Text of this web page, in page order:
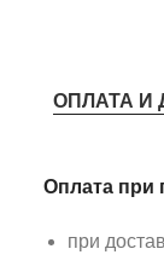
ОПЛАТА И
Оплата при
при